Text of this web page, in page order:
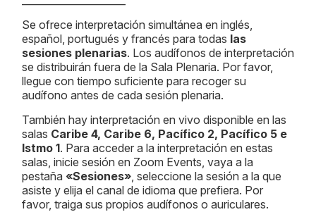
Se ofrece interpretación simultánea en inglés,
español, portugués y francés para todas las
sesiones plenarias. Los audífonos de interpretación
se distribuirán fuera de la Sala Plenaria. Por favor,
llegue con tiempo suficiente para recoger su
audífono antes de cada sesión plenaria.
También hay interpretación en vivo disponible en las
salas Caribe 4, Caribe 6, Pacífico 2, Pacífico 5 e
Istmo 1. Para acceder a la interpretación en estas
salas, inicie sesión en Zoom Events, vaya a la
pestaña «Sesiones» , seleccione la sesión a la que
asiste y elija el canal de idioma que prefiera. Por
favor, traiga sus propios audífonos o auriculares.